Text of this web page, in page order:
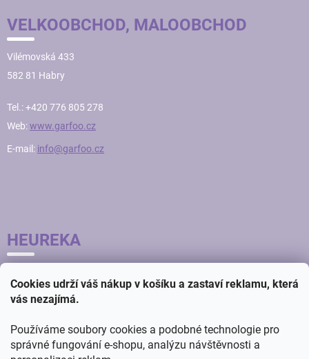
Cookies udrží váš nákup v košíku a zastaví reklamu, která
vás nezajímá.
Používáme soubory cookies a podobné technologie pro
správné fungování e-shopu, analýzu návštěvnosti a
VELKOOBCHOD, MALOOBCHOD
Vilémovská 433
582 81 Habry
Tel.: +420 776 805 278
Web:www.garfoo.cz
E-mail: info@garfoo.cz
HEUREKA